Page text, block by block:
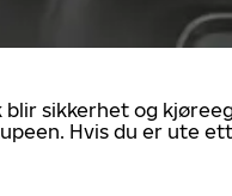
blir sikkerhet og
Hvis du er ute